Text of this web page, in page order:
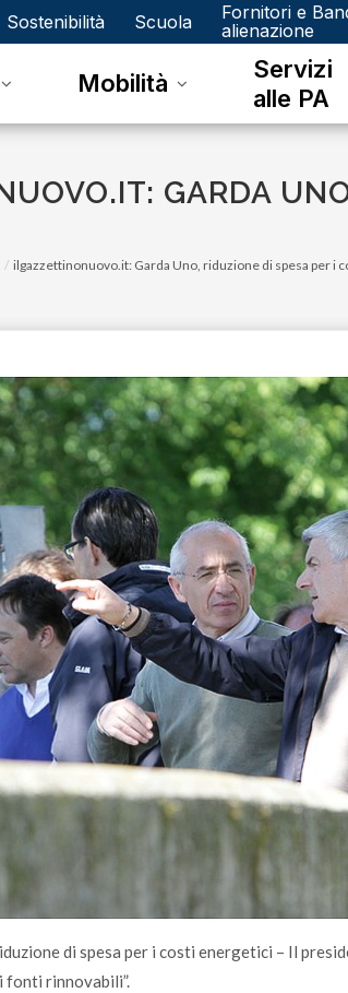
Sostenibilità Scuola
Fornitori e
alienazione
Mobilità
Servizi
alle PA
GARDA
ilgazzettinonuovo.it: Garda Uno, riduzione di spesa per i
di spesa per i costi energetici – Il
fonti rinnovabili”.
ha raggiunto
lunedì 15
Video:
2024 sul Lago